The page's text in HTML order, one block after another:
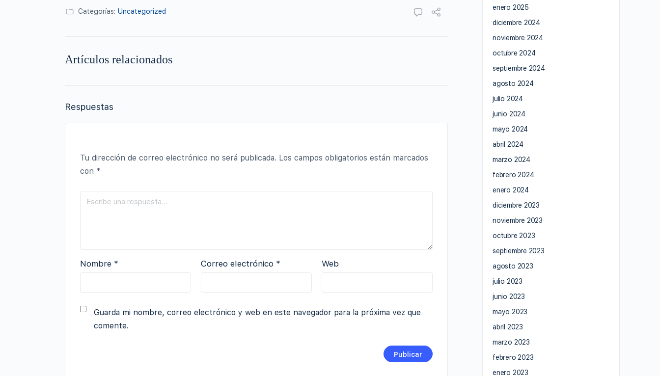
Categorías: Uncategorized
Artículos relacionados
Respuestas
Tu dirección de correo electrónico no será publicada. Los campos obligatorios están marcados
con *
Nombre * Correo electrónico * Web
Guarda mi nombre, correo electrónico y web en este navegador para la próxima vez que
comente.
enero 2025
diciembre 2024
noviembre 2024
octubre 2024
septiembre 2024
agosto 2024
julio 2024
junio 2024
mayo 2024
abril 2024
marzo 2024
febrero 2024
enero 2024
diciembre 2023
noviembre 2023
octubre 2023
septiembre 2023
agosto 2023
julio 2023
junio 2023
mayo 2023
abril 2023
marzo 2023
febrero 2023
enero 2023